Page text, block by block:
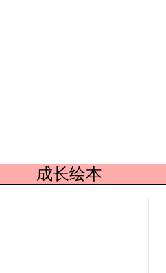
成长绘本